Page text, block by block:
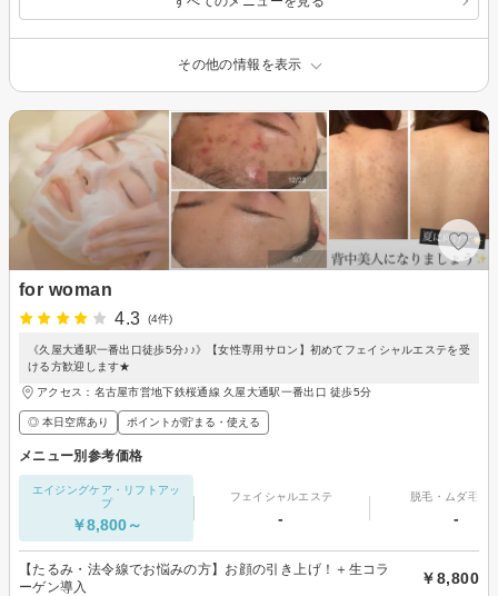
その他の情報を表示
for woman
4.3
(4件)
《久屋大通駅一番出口徒歩5分♪♪》【女性専用サロン】初めてフェイシャルエステを受
ける方歓迎します★
アクセス：名古屋市営地下鉄桜通線 久屋大通駅一番出口 徒歩5分
◎ 本日空席あり ポイントが貯まる・使える
メニュー別参考価格
エイジングケア・リフトアッ
プ
￥8,800～
フェイシャルエステ
-
脱毛・ムダ毛処
-
【たるみ・法令線でお悩みの方】お顔の引き上げ！＋生コラ
ーゲン導入
￥8,800